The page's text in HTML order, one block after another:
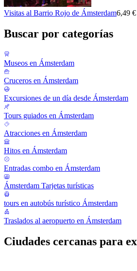
Visitas al Barrio Rojo de Ámsterdam6,49 €
Buscar por categorías
Museos en Ámsterdam
Cruceros en Ámsterdam
Excursiones de un día desde Ámsterdam
Tours guiados en Ámsterdam
Atracciones en Ámsterdam
Hitos en Ámsterdam
Entradas combo en Ámsterdam
Ámsterdam Tarjetas turísticas
tours en autobús turístico Ámsterdam
Traslados al aeropuerto en Ámsterdam
Ciudades cercanas para